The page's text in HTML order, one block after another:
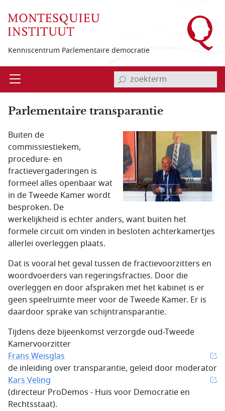
Kenniscentrum Parlementaire democratie
Open invoerveld zoekterm
Parlementaire transparantie
Buiten de
commissiestiekem,
procedure- en
fractievergaderingen is
formeel alles openbaar wat
in de Tweede Kamer wordt
besproken. De
werkelijkheid is echter anders, want buiten het
formele circuit om vinden in besloten achterkamertjes
allerlei overleggen plaats.
Dat is vooral het geval tussen de fractievoorzitters en
woordvoerders van regeringsfracties. Door die
overleggen en door afspraken met het kabinet is er
geen speelruimte meer voor de Tweede Kamer. Er is
daardoor sprake van schijntransparantie.
Tijdens deze bijeenkomst verzorgde oud-Tweede
Kamervoorzitter
Frans Weisglas
de inleiding over transparantie, geleid door moderator
Kars Veling
(directeur ProDemos - Huis voor Democratie en
Rechtsstaat).